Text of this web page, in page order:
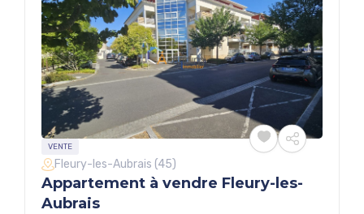
VENTE
Fleury-les-Aubrais (45)
Appartement à vendre Fleury-les-
Aubrais